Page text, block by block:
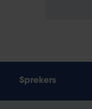
Sprekers